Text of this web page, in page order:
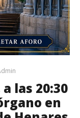
las 20:30
en